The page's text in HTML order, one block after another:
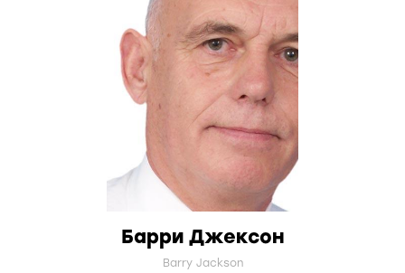
Барри Джексон
Barry Jackson